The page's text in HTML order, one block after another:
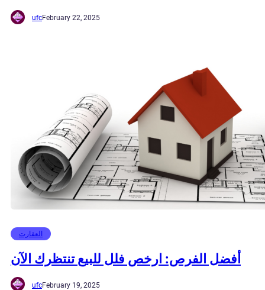
ufcFebruary 22, 2025
العقارت
أفضل الفرص: ارخص فلل للبيع تنتظرك الآن
ufcFebruary 19, 2025